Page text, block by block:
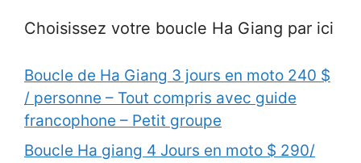
Choisissez votre boucle Ha Giang par ici
Boucle de Ha Giang 3 jours en moto 240 $
/ personne – Tout compris avec guide
francophone – Petit groupe
Boucle Ha giang 4 Jours en moto $ 290/